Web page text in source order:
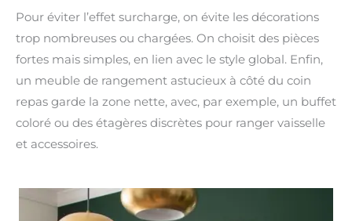
Pour éviter l’effet surcharge, on évite les décorations
trop nombreuses ou chargées. On choisit des pièces
fortes mais simples, en lien avec le style global. Enfin,
un meuble de rangement astucieux à côté du coin
repas garde la zone nette, avec, par exemple, un buffet
coloré ou des étagères discrètes pour ranger vaisselle
et accessoires.